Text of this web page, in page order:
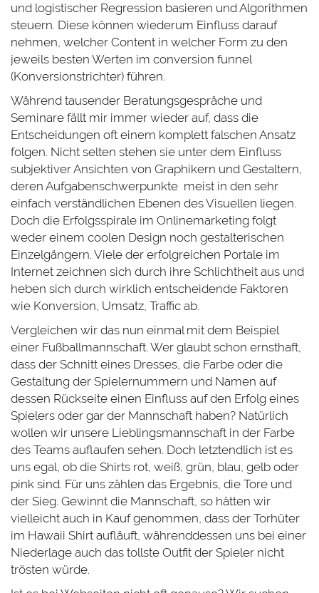
und logistischer Regression basieren und Algorithmen
steuern. Diese können wiederum Einfluss darauf
nehmen, welcher Content in welcher Form zu den
jeweils besten Werten im conversion funnel
(Konversionstrichter) führen.
Während tausender Beratungsgespräche und
Seminare fällt mir immer wieder auf, dass die
Entscheidungen oft einem komplett falschen Ansatz
folgen. Nicht selten stehen sie unter dem Einfluss
subjektiver Ansichten von Graphikern und Gestaltern,
deren Aufgabenschwerpunkte meist in den sehr
einfach verständlichen Ebenen des Visuellen liegen.
Doch die Erfolgsspirale im Onlinemarketing folgt
weder einem coolen Design noch gestalterischen
Einzelgängern. Viele der erfolgreichen Portale im
Internet zeichnen sich durch ihre Schlichtheit aus und
heben sich durch wirklich entscheidende Faktoren
wie Konversion, Umsatz, Traffic ab.
Vergleichen wir das nun einmal mit dem Beispiel
einer Fußballmannschaft. Wer glaubt schon ernsthaft,
dass der Schnitt eines Dresses, die Farbe oder die
Gestaltung der Spielernummern und Namen auf
dessen Rückseite einen Einfluss auf den Erfolg eines
Spielers oder gar der Mannschaft haben? Natürlich
wollen wir unsere Lieblingsmannschaft in der Farbe
des Teams auflaufen sehen. Doch letztendlich ist es
uns egal, ob die Shirts rot, weiß, grün, blau, gelb oder
pink sind. Für uns zählen das Ergebnis, die Tore und
der Sieg. Gewinnt die Mannschaft, so hätten wir
vielleicht auch in Kauf genommen, dass der Torhüter
im Hawaii Shirt aufläuft, währenddessen uns bei einer
Niederlage auch das tollste Outfit der Spieler nicht
trösten würde.